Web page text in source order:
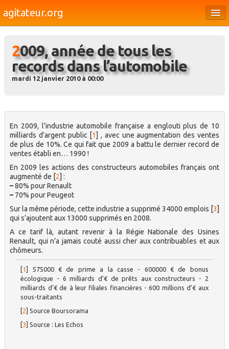
agitateur.org
Bourges & le Cher
Société
Médias
Dossiers
Brèves
2009, année de tous les
records dans l’automobile
mardi 12 janvier 2010 à 00:00
En 2009, l’industrie automobile française a englouti plus de 10
milliards d’argent public [1] , avec une augmentation des ventes
de plus de 10%. Ce qui fait que 2009 a battu le dernier record de
ventes établi en… 1990 !
En 2009 les actions des constructeurs automobiles français ont
augmenté de [2] :
–80% pour Renault
– 70% pour Peugeot
Sur la même période, cette industrie a supprimé 34000 emplois [3]
qui s’ajoutent aux 13000 supprimés en 2008.
A ce tarif là, autant revenir à la Régie Nationale des Usines
Renault, qui n’a jamais couté aussi cher aux contribuables et aux
chômeurs.
1
575000 € de prime a la casse - 600000 € de bonus
écologique - 6 milliards d’€ de prêts aux constructeurs - 2
milliards d’€ de à leur filiales financières - 600 millions d’€ aux
sous-traitants
2 ]Source Boursorama
3 ]Source : Les Echos